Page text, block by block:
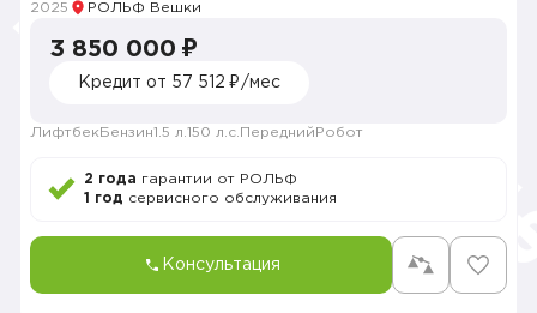
2025 РОЛЬФ Вешки
3 850 000 ₽
Кредит от 57 512 ₽/мес
Лифтбек Бензин1.5 л. 150 л.с. Передний Робот
2 года гарантии от РОЛЬФ
1 год сервисного обслуживания
Консультация